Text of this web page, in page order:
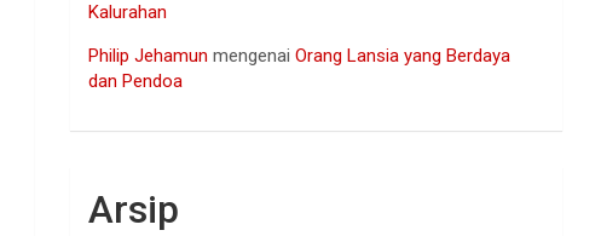
Kalurahan
Philip Jehamun mengenaiOrang Lansia yang Berdaya
dan Pendoa
Arsip